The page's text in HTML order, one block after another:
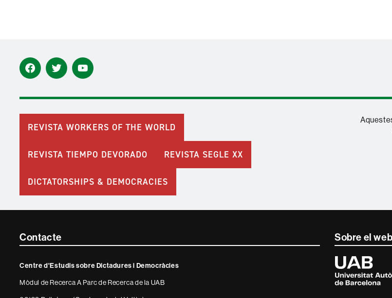
FacebookTwitterYoutube
REVISTA WORKERS OF THE WORLD
REVISTA TIEMPO DEVORADO REVISTA SEGLE XX
DICTATORSHIPS & DEMOCRACIES
Contacte
informació
legal
Contacte
Centre d'Estudis sobre Dictadures i Democràcies
Mòdul de Recerca A Parc de Recerca de la UAB
Sobre el web
Universitat
Autònoma
de
Barcelona